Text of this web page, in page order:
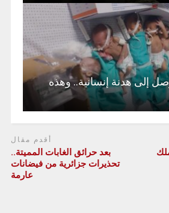
إلى هدنة إنسانية.. وهذه
أقدم مقال
بعد حرائق الغابات المميتة..
تحذيرات جزائرية من فيضانات
عارمة